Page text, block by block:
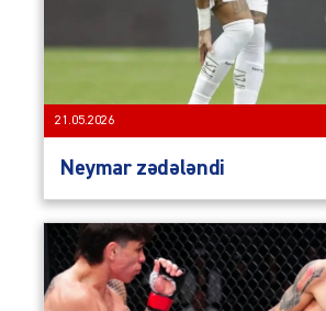
21.05.2026
Neymar zədələndi